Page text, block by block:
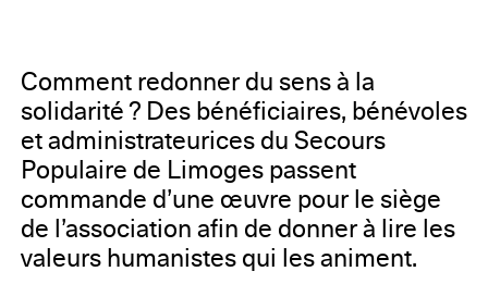
Comment redonner du sens à la
solidarité ? Des bénéficiaires, bénévoles
et administrateurices du Secours
Populaire de Limoges passent
commande d’une œuvre pour le siège
de l’association afin de donner à lire les
valeurs humanistes qui les animent.